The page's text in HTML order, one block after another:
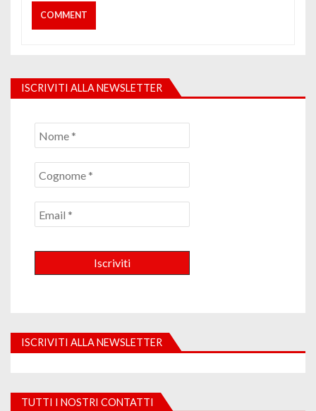
ISCRIVITI ALLA NEWSLETTER
ISCRIVITI ALLA NEWSLETTER
TUTTI I NOSTRI CONTATTI